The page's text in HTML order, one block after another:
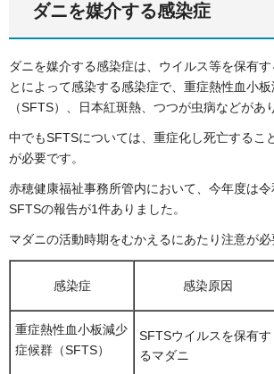
ダニを媒介する感染症
ダニを媒介する感染症は、ウイルス等を保有
とによって感染する感染症で、重症熱性血小
（SFTS）、日本紅斑熱、つつが虫病などがあ
中でもSFTSについては、重症化し死亡するこ
が必要です。
赤穂健康福祉事務所管内において、今年度は
SFTSの報告が1件ありました。
マダニの活動時期をむかえるにあたり注意が必
感染症 感染原因
重症熱性血小板減少
症候群（SFTS）
SFTSウイルスを保有す
るマダニ